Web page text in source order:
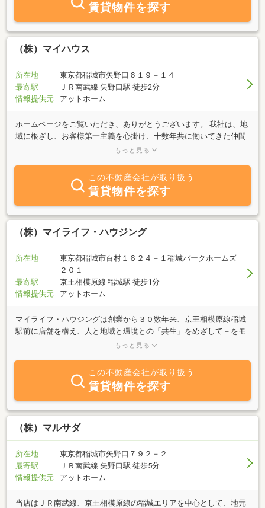
賃貸物件を探す
（株）マイハウス
所在地
東京都稲城市矢野口６１９－１４
最寄駅
ＪＲ南武線 矢野口駅 徒歩2分
情報提供元
アットホーム
ホームページをご覧いただき、ありがとうございます。 我社は、地
域に根ざし、お客様第一主義を心掛け、十数年共に働いてきた仲間
とその志に賛同する若いメンバーとで構成された、まさにアットホ
についても、分かりやすく丁寧にとことんお付き合いさせて頂きま
す。大家さんをはじめ、新しく住まう方、地元の方、地域の暮らし
を全般的にサポートし、お役に立てるよう努めてまいります。ぜ
ひ、一度「お茶飲みに～！」とお立ち寄りください。 社員一同、心
よりお待ちいたしております。
もっと見る
この不動産会社が取り扱う
賃貸物件を探す
（株）マイライフ・ハウジング
所在地
東京都稲城市百村１６２４－１稲城パークホームズ
２０１
最寄駅
京王相模原線 稲城駅 徒歩1分
情報提供元
アットホーム
マイライフ・ハウジングは創業から３０数年来、京王相模原線稲城
駅前に店舗を構え、人と地域と環境との「共生」をめざして－をモ
ットーとして、地元地域を中心にオーナー様、お客様とコミュニケ
介・管理はもとより、売買物件のご紹介も行っており、当社独自の
ノウハウで経験豊富なスタッフが地元の物件情報を丁寧に分かりや
すくご提供いたしております。また、町田市・新百合ヶ丘駅周辺の
物件情報も取扱っております。お部屋探しのご相談は是非当社へお
任せ下さい！
もっと見る
この不動産会社が取り扱う
賃貸物件を探す
（株）マルサダ
所在地
東京都稲城市矢野口７９２－２
最寄駅
ＪＲ南武線 矢野口駅 徒歩5分
情報提供元
アットホーム
当店はＪＲ南武線、京王相模原線の稲城エリアを中心として、地元